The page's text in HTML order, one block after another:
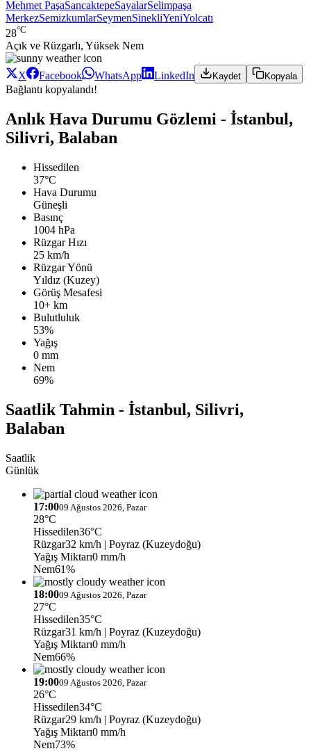
Mehmet PaşaSancaktepeSayalarSelimpaşa
MerkezSemizkumlarSeymenSinekliYeniYolcatı
28°C
Açık ve Rüzgarlı, Yüksek Nem
X Facebook WhatsApp LinkedIn Kaydet Kopyala
Bağlantı kopyalandı!
Anlık Hava Durumu Gözlemi - İstanbul,
Silivri, Balaban
Hissedilen
37°C
Hava Durumu
Güneşli
Basınç
1004 hPa
Rüzgar Hızı
25 km/h
Rüzgar Yönü
Yıldız (Kuzey)
Görüş Mesafesi
10+ km
Bulutluluk
53%
Yağış
0 mm
Nem
69%
Saatlik Tahmin - İstanbul, Silivri,
Balaban
Saatlik
Günlük
17:0009 Ağustos 2026, Pazar
28°C
Hissedilen36°C
Rüzgar32 km/h | Poyraz (Kuzeydoğu)
Yağış Miktarı0 mm/h
Nem61%
18:0009 Ağustos 2026, Pazar
27°C
Hissedilen35°C
Rüzgar31 km/h | Poyraz (Kuzeydoğu)
Yağış Miktarı0 mm/h
Nem66%
19:0009 Ağustos 2026, Pazar
26°C
Hissedilen34°C
Rüzgar29 km/h | Poyraz (Kuzeydoğu)
Yağış Miktarı0 mm/h
Nem73%